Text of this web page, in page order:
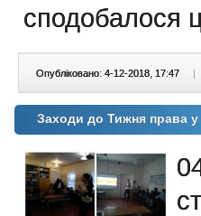
сподобалося
Опубліковано: 4-12-2018, 17:47 |
Заходи до Тижня права